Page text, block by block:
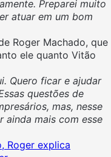
Preparei muito
atuar em um bom
Roger Machado, que
ele quanto Vitão
Quero ficar e ajudar
questões de
mas, nesse
ainda mais com esse
Roger explica